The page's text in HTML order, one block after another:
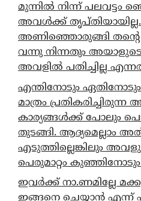
മുന്നിൽ നിന്ന് പലവട്ടം
അവൾക്ക്
അണിഞ്ഞൊരുങ്ങി തന്റെ
വന്നു നിന്നതും
അവളിൽ പതിച്ചില്ല
എന്തിനോടും ഏതിനോടും
മാത്രം പ്രതികരിച്ചിരുന്ന
കാര്യങ്ങൾക്ക് പോലും
തുടങ്ങി. ആദ്യമെല്ലാം
എടുത്തില്ലെങ്കിലും
പെരുമാറ്റം
ഇവർക്ക് നാ.ണമില്ലേ
ഇങ്ങനെ ചെയ്യാൻ